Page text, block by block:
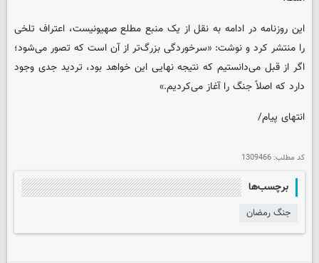
این روزنامه در ادامه به نقل از یک منبع مطلع صهیونیست، اعتراف تلخی
را منتشر کرد و نوشت: «سرخوردگی بزرگ‌تر از آن است که تصور می‌شود؛
اگر از قبل می‌دانستیم که نتیجه نهایی این خواهد بود، تردید جدی وجود
دارد که اصلاً جنگ را آغاز می‌کردیم.»
انتهای پیام/
کد مطلب: 1309466
برچسب‌ها
جنگ رمضان